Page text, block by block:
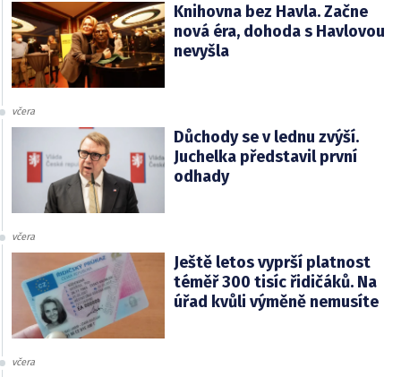
Knihovna bez Havla. Začne
nová éra, dohoda s Havlovou
nevyšla
včera
Důchody se v lednu zvýší.
Juchelka představil první
odhady
včera
Ještě letos vyprší platnost
téměř 300 tisíc řidičáků. Na
úřad kvůli výměně nemusíte
včera